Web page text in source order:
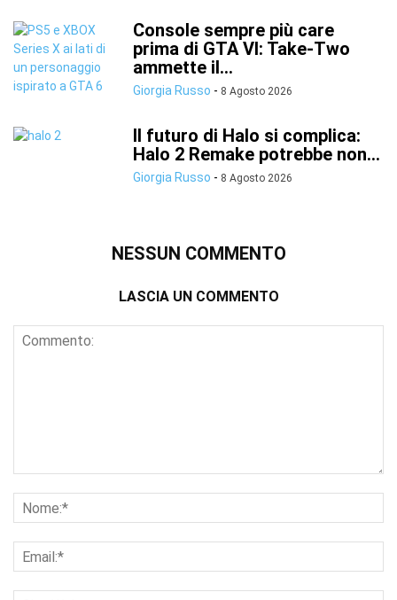
Console sempre più care
prima di GTA VI: Take-Two
ammette il...
Giorgia Russo - 8 Agosto 2026
Il futuro di Halo si complica:
Halo 2 Remake potrebbe non...
Giorgia Russo - 8 Agosto 2026
NESSUN COMMENTO
LASCIA UN COMMENTO